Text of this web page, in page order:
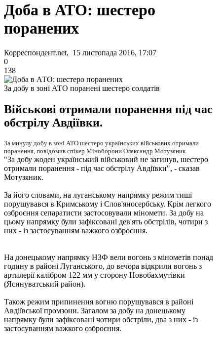
Доба в АТО: шестеро
поранених
Корреспондент.net, 15 листопада 2016, 17:07
0
138
За добу в зоні АТО поранені шестеро солдатів
Військові отримали поранення під час
обстрілу Авдіївки.
За минулу добу в зоні АТО шестеро українських військових отримали
поранення, повідомив спікер Міноборони Олександр Мотузяник.
"За добу жоден український військовий не загинув, шестеро
отримали поранення - під час обстрілу Авдіївки", - сказав
Мотузяник.
За його словами, на луганському напрямку режим тиші
порушувався в Кримському і Слов'яносербську. Крім легкого
озброєння сепаратисти застосовували міномети. За добу на
цьому напрямку були зафіксовані дев'ять обстрілів, чотири з
них - із застосуванням важкого озброєння.
На донецькому напрямку НЗФ вели вогонь з мінометів понад
годину в районі Луганського, до вечора відкрили вогонь з
артилерії калібром 122 мм у сторону Новобахмутівки
(Ясинуватський район).
Також режим припинення вогню порушувався в районі
Авдіївської промзони. Загалом за добу на донецькому
напрямку були зафіксовані чотири обстріли, два з них - із
застосуванням важкого озброєння.